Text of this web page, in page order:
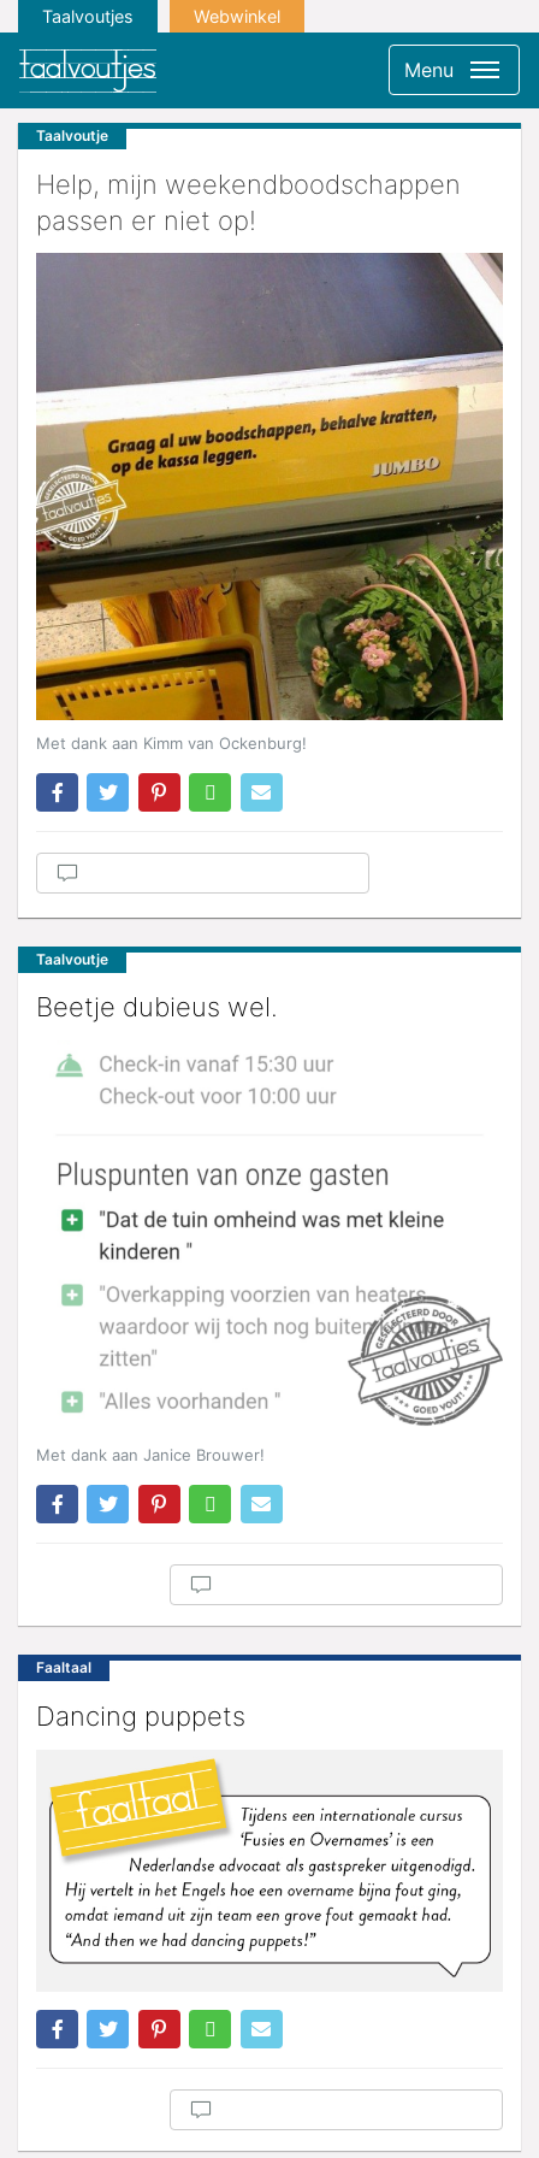
Taalvoutjes Webwinkel
Menu
Taalvoutje
Help, mijn weekendboodschappen
passen er niet op!
Met dank aan Kimm van Ockenburg!
Taalvoutje
Beetje dubieus wel.
Met dank aan Janice Brouwer!
Faaltaal
Dancing puppets